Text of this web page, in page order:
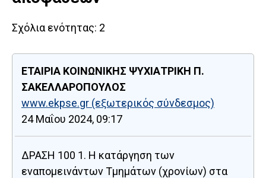
Σχόλια ενότητας: 2
ΕΤΑΙΡΙΑ ΚΟΙΝΩΝΙΚΗΣ ΨΥΧΙΑΤΡΙΚΗ Π.
ΣΑΚΕΛΛΑΡΟΠΟΥΛΟΣ
www.ekpse.gr (εξωτερικός σύνδεσμος)
24 Μαΐου 2024, 09:17
ΔΡΑΣΗ 100 1. Η κατάργηση των
εναπομεινάντων Τμημάτων (χρονίων) στα